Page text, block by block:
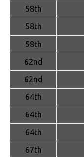
58th
58th
58th
62nd
62nd
64th
64th
64th
67th